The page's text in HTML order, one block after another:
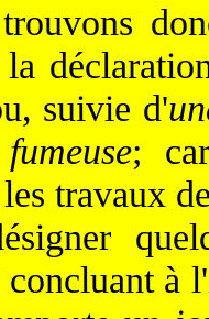
la
suivie d'
fumeuse;
travaux
concluant à